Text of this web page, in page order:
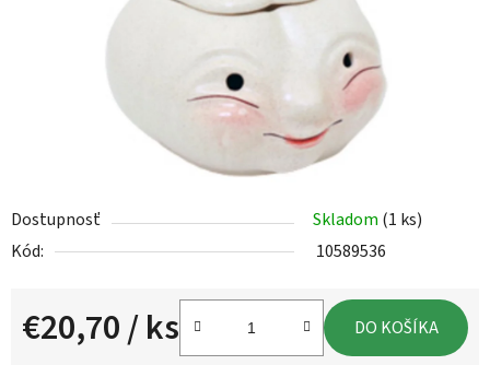
Dostupnosť Skladom (1 ks)
Kód:
10589536
€20,70/ ks DO KOŠÍKA